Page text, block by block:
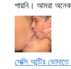
পায়নি। আমরা
সেক্সি আন্টির